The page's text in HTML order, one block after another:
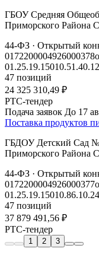
ГБОУ Средняя
Приморского Района
44-ФЗ · Открытый
0172200004926000378
01.25.19.150
47 позиций
24 325 310,49 ₽
РТС-тендер
Подача заявок До 17
Поставка продуктов
ГБДОУ Детский Сад
Приморского Района
44-ФЗ · Открытый
0172200004926000377
01.25.19.150
47 позиций
37 879 491,56 ₽
РТС-тендер
1 2 3